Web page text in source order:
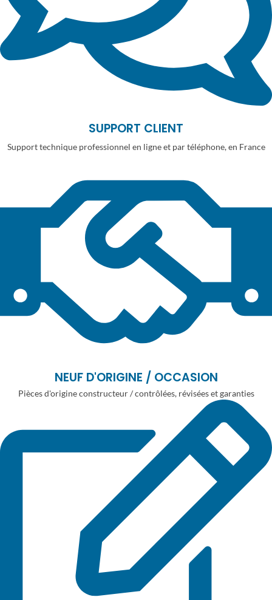
SUPPORT CLIENT
Support technique professionnel en ligne et par téléphone, en France
NEUF D'ORIGINE / OCCASION
Pièces d'origine constructeur / contrôlées, révisées et garanties